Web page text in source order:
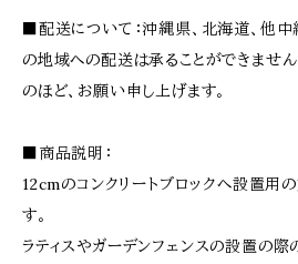
■配送について：沖縄県、北海道、他
の地域への配送は承ることができませ
のほど、お願い申し上げます。
■商品説明：
12cmのコンクリートブロックへ設置用
す。
ラティスやガーデンフェンスの設置の